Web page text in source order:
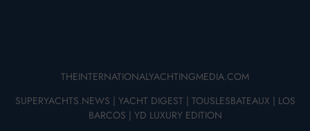
THEINTERNATIONALYACHTINGMEDIA.COM
SUPERYACHTS.NEWS | YACHT DIGEST | TOUSLESBATEAUX | LOS
BARCOS | YD LUXURY EDITION